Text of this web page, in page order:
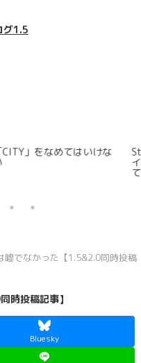
グ1.5
ゲーマ兼プロスケーター宇
でなかった【1.5&2.0同時投稿
投稿記事】
Bluesky